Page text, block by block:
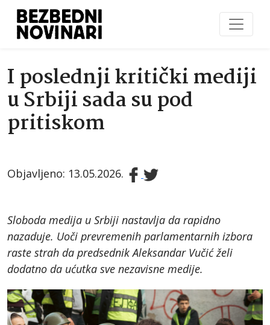
I poslednji kritički mediji
u Srbiji sada su pod
pritiskom
Objavljeno: 13.05.2026.
Sloboda medija u Srbiji nastavlja da rapidno
nazaduje. Uoči prevremenih parlamentarnih izbora
raste strah da predsednik Aleksandar Vučić želi
dodatno da ućutka sve nezavisne medije.